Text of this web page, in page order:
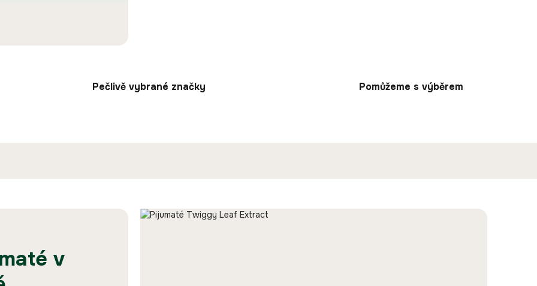
Pečlivě vybrané značky Pomůžeme s výběrem
v